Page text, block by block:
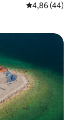
Średnia
4,86 (44)